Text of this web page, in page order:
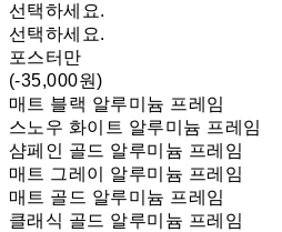
선택하세요.
선택하세요.
포스터만
(-35,000원)
매트 블랙 알루미늄 프레임
스노우 화이트 알루미늄 프레임
샴페인 골드 알루미늄 프레임
매트 그레이 알루미늄 프레임
매트 골드 알루미늄 프레임
클래식 골드 알루미늄 프레임